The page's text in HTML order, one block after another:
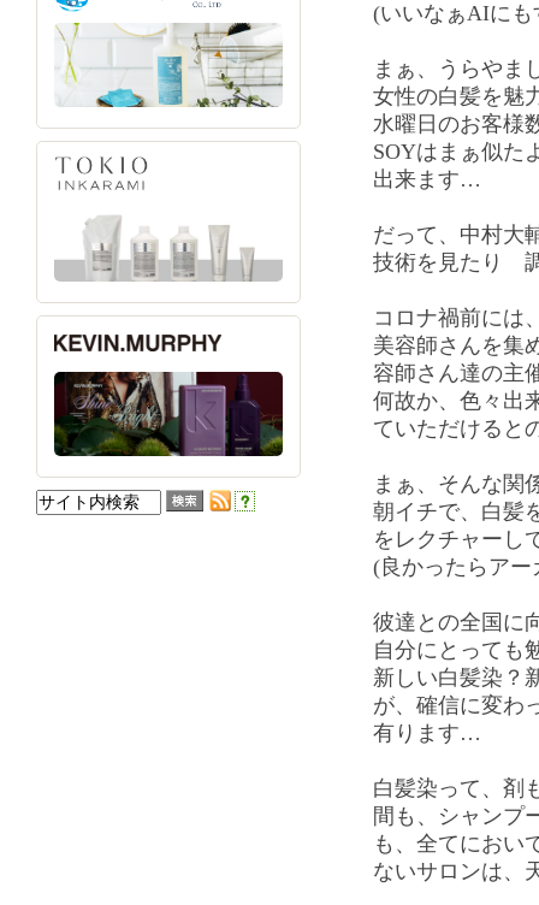
(いいなぁAIに
まぁ、うらやま
女性の白髪を魅
水曜日のお客様
SOYはまぁ似た
出来ます…
だって、中村大
技術を見たり
コロナ禍前には
美容師さんを集
容師さん達の主
何故か、色々出
ていただけると
まぁ、そんな関
朝イチで、白髪
をレクチャーし
(良かったらア
彼達との全国に
自分にとっても
新しい白髪染？
が、確信に変わ
有ります…
白髪染って、剤
間も、シャンプ
も、全てにおい
ないサロンは、